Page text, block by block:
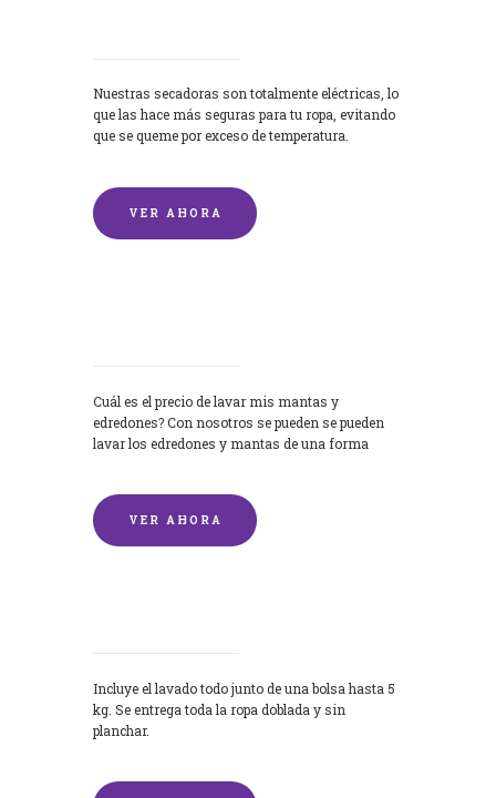
Nuestras secadoras son totalmente eléctricas, lo
que las hace más seguras para tu ropa, evitando
que se queme por exceso de temperatura.
VER AHORA
Cuál es el precio de lavar mis mantas y
edredones? Con nosotros se pueden se pueden
lavar los edredones y mantas de una forma
VER AHORA
Incluye el lavado todo junto de una bolsa hasta 5
kg. Se entrega toda la ropa doblada y sin
planchar.